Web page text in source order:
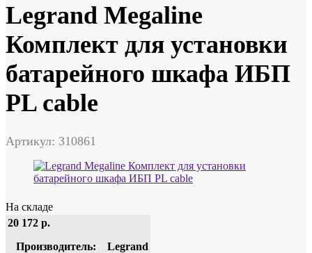
Legrand Megaline
Комплект для установки
батарейного шкафа ИБП
PL cable
Артикул: 310861
На складе
20 172 р.
Производитель:
Legrand